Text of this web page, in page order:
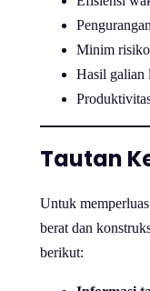
Minim risiko
Hasil galian
Tautan
Untuk
berat dan
berikut: